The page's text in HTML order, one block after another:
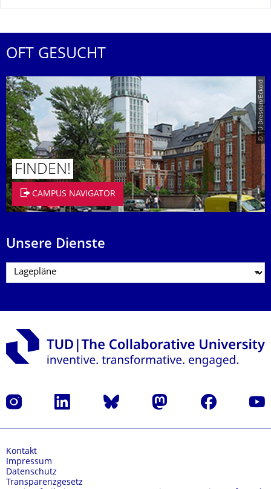
OFT GESUCHT
© TU Dresden/Eckold
FINDEN!
CAMPUS NAVIGATOR
Unsere Dienste
Instagram LinkedIn Bluesky Mastodon Facebook
Kontakt
Impressum
Datenschutz
Transparenzgesetz